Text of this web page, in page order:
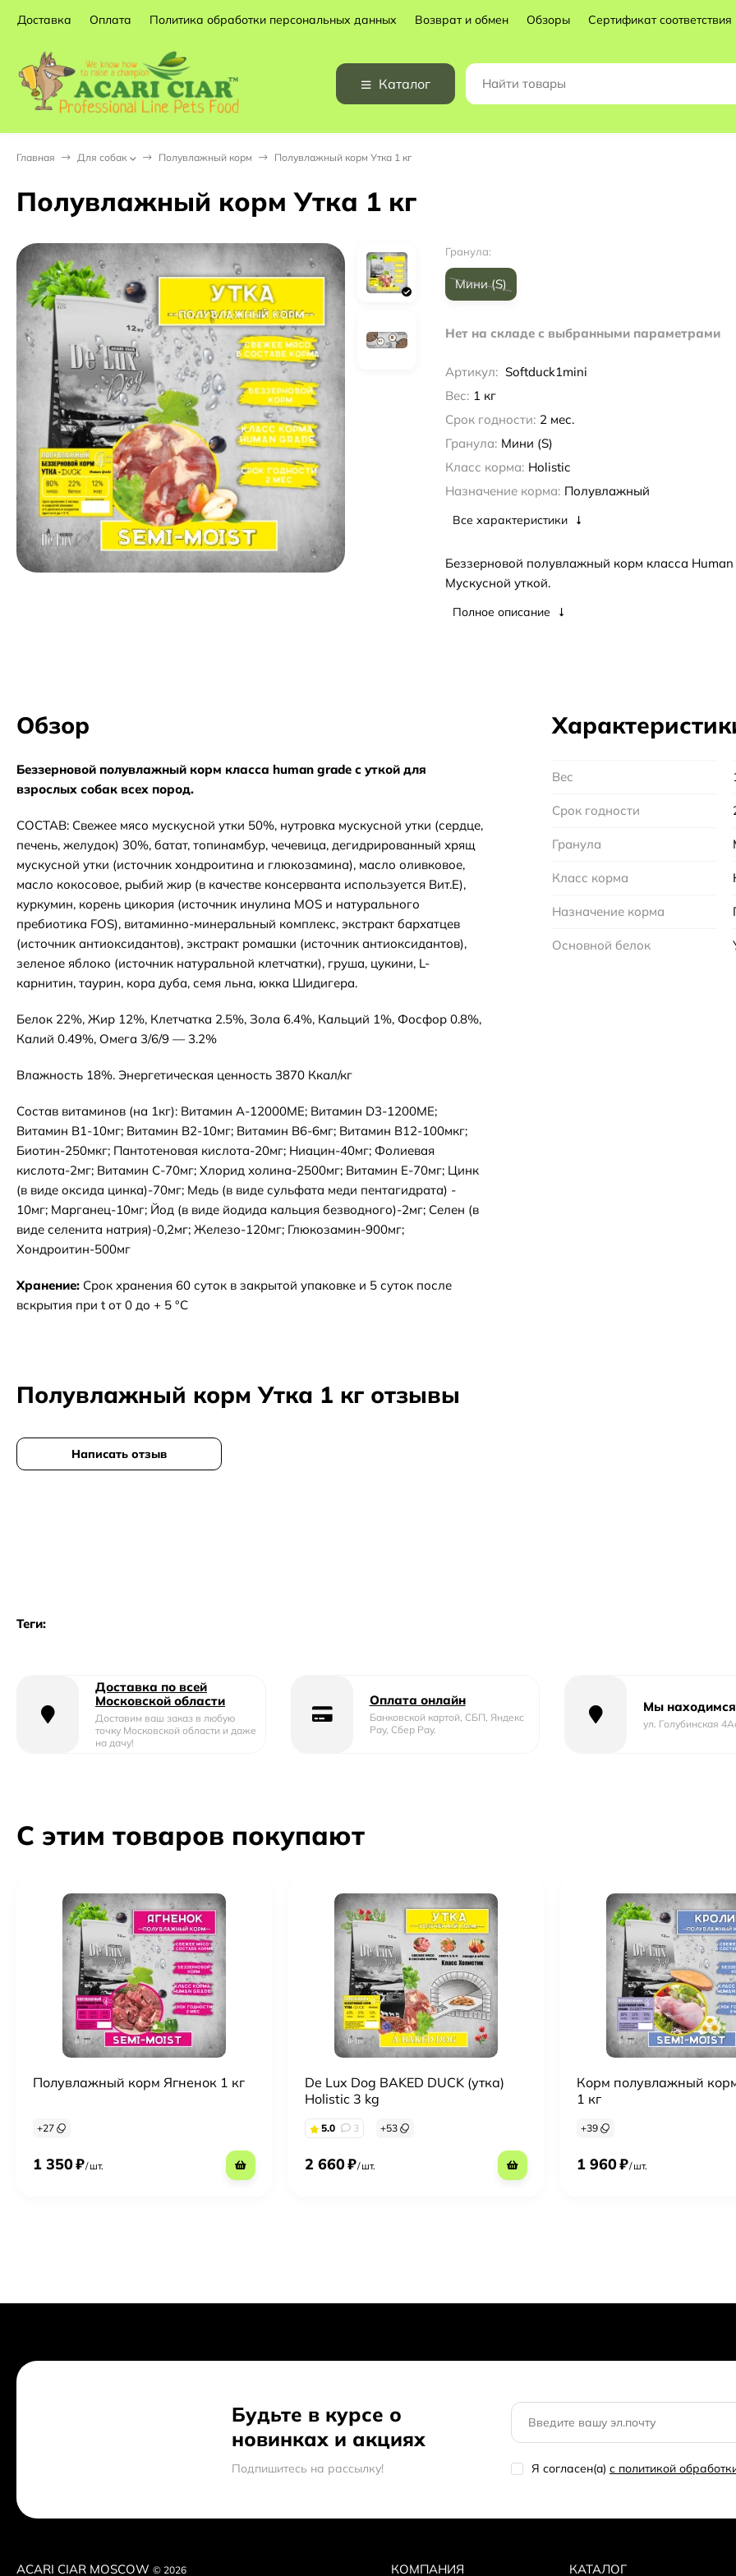
Доставка Оплата Политика обработки персональных данных Возврат и обмен Обзоры Сертификат соответствия
Каталог
Главная Для собак Полувлажный корм Полувлажный корм Утка 1 кг
Полувлажный корм Утка 1 кг
Гранула:
Мини (S)
Нет на складе с выбранными параметрами
Артикул: Softduck1mini
Вес: 1 кг
Срок годности: 2 мес.
Гранула: Мини (S)
Класс корма: Holistic
Назначение корма: Полувлажный
Все характеристики
Беззерновой полувла­жный корм класса Hum­an
Мускусной уткой.
Полное описание
Обзор
Беззерновой полувлажный корм класса human grade с уткой для
взрослых собак всех пород.
СОСТАВ: Свежее мясо мускусной утки 50%, нутровка мускусной утки (сердце,
печень, желудок) 30%, батат, топинамбур, чечевица, дегидрированный хрящ
мускусной утки (источник хондроитина и глюкозамина), масло оливковое,
масло кокосовое, рыбий жир (в качестве консерванта используется Вит.Е),
куркумин, корень цикория (источник инулина MOS и натурального
пребиотика FOS), витаминно-минеральный комплекс, экстракт бархатцев
(источник антиоксидантов), экстракт ромашки (источник антиоксидантов),
зеленое яблоко (источник натуральной клетчатки), груша, цукини, L-
карнитин, таурин, кора дуба, семя льна, юкка Шидигера.
Белок 22%, Жир 12%, Клетчатка 2.5%, Зола 6.4%, Кальций 1%, Фосфор 0.8%,
Калий 0.49%, Омега 3/6/9 — 3.2%
Влажность 18%. Энергетическая ценность 3870 Ккал/кг
Состав витаминов (на 1кг): Витамин А-12000МЕ; Витамин D3-1200МЕ;
Витамин В1-10мг; Витамин В2-10мг; Витамин В6-6мг; Витамин В12-100мкг;
Биотин-250мкг; Пантотеновая кислота-20мг; Ниацин-40мг; Фолиевая
кислота-2мг; Витамин C-70мг; Хлорид холина-2500мг; Витамин Е-70мг; Цинк
(в виде оксида цинка)-70мг; Медь (в виде сульфата меди пентагидрата) -
10мг; Марганец-10мг; Йод (в виде йодида кальция безводного)-2мг; Селен (в
виде селенита натрия)-0,2мг; Железо-120мг; Глюкозамин-900мг;
Хондроитин-500мг
Хранение: Срок хранения 60 суток в закрытой упаковке и 5 суток после
вскрытия при t от 0 до + 5 °C
Вес
Срок годности
Гранула
Класс корма
Назначение корма
Основной белок
Полувлажный корм Утка 1 кг отзывы
Написать отзыв
Теги:
Доставка по всей
Московской области
Доставим ваш заказ в любую
точку Московской области и даже
на дачу!
Оплата онлайн
Банковской картой, СБП, Яндекс
Pay, Сбер Pay.
Мы
ул. Голубинская
С этим товаров покупают
Полувлажный корм Ягненок 1 кг
+27
1 350₽/ шт.
De Lux Dog BAKED DUCK (утка)
Holistic 3 kg
5.0 3 +53
2 660₽/ шт.
Корм полувлажный
1 кг
+39
1 960₽/ шт.
Будьте в курсе о
новинках и акциях
Подпишитесь на рассылкy! Я согласен(a) с политикой
ACARI CIAR MOSCOW © 2026 КОМПАНИЯ КАТАЛОГ